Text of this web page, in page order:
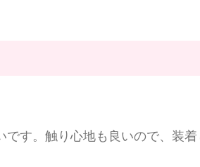
す。触り心地も良いので、装